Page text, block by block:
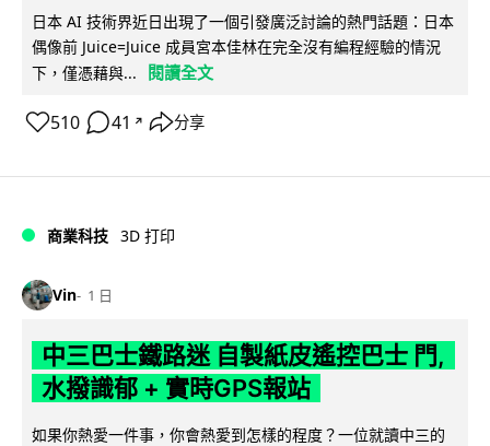
日本 AI 技術界近日出現了一個引發廣泛討論的熱門話題：日本
偶像前 Juice=Juice 成員宮本佳林在完全沒有編程經驗的情況
下，僅憑藉與...
閱讀全文
510 41 ↗ 分享
商業科技 3D 打印
Vin 1 日
中三巴士鐵路迷 自製紙皮遙控巴士 門,
水撥識郁 + 實時GPS報站
如果你熱愛一件事，你會熱愛到怎樣的程度？一位就讀中三的